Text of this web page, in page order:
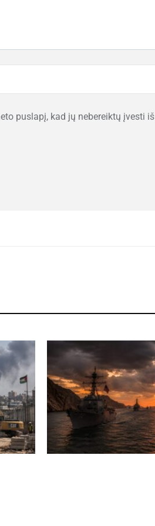
puslapį, kad jų nebereiktų įvesti iš